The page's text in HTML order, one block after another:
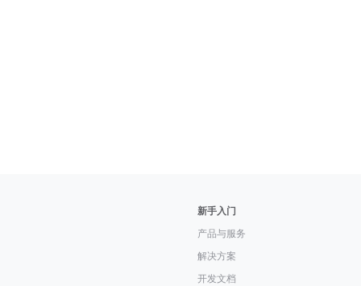
新手入门
产品与服务
解决方案
开发文档